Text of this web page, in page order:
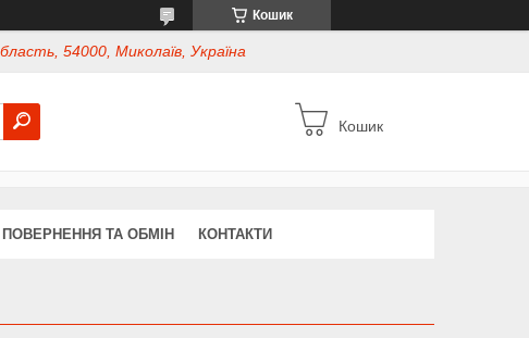
Кошик
54000, Миколаїв, Україна
Кошик
ПОВЕРНЕННЯ ТА ОБМІН КОНТАКТИ